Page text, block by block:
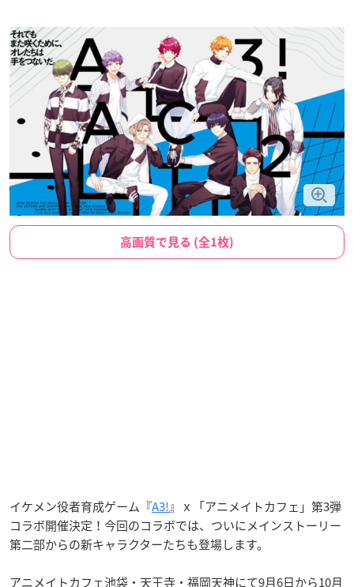
高画質で見る (全1枚)
イケメン役者育成ゲーム『A3!』ｘ「アニメイトカフェ」第3弾
コラボ開催決定！今回のコラボでは、ついにメインストーリー
第二部からの新キャラクターたちも登場します。
アニメイトカフェ池袋・天王寺・福岡天神にて9月6日から10月